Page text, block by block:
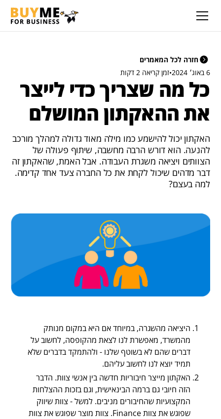
חזרה לכל המאמרים
6 באוג׳ 2024
•זמן קריאה 2 דקות
כל מה שצריך כדי לייצר
את ההאקתון המושלם
האקתון יכול להישמע כמו מילה מאוד גדולה למהלך מורכב
להנעה. הוא דורש הרבה מחשבה, שיתוף פעולה של
הצוותים ויציאה משגרת העבודה. אבל האמת, שהאקתון זה
דבר מדהים שיכול לקחת את כל החברה צעד אחד קדימה.
למה בעצם?
היציאה מהשגרה, במיוחד אם היא במקום מנותק
מהמשרד, מאפשרת לנו לצאת מהקופסה, לחשוב על
דברים שהם לא בשוטף שלנו - ולהתמקד בדברים שלא
תמיד יוצא לנו לחשוב עליהם.
האקתון מייצר חיבוריות חדשה בין אנשי צוות. הדבר
הזה חיובי גם ברמה הבינאישית, וגם בזכות ההצלחות
המקצועיות שהחיבורים מניבים. למשל - צוות שיווק
שפוגש את צוות Finance. צוות מוצר שפוגש את צוות